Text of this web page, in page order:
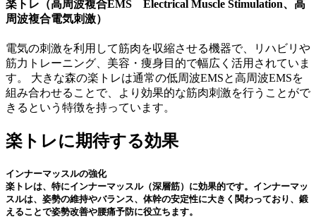
楽トレ（高周波複合EMS Electrical Muscle Stimulation、高
周波複合電気刺激）
電気の刺激を利用して筋肉を収縮させる機器で、リハビリや
筋力トレーニング、美容・痩身目的で幅広く活用されていま
す。
大きな森の楽トレは通常の低周波EMSと高周波EMSを
組み合わせることで、より効果的な筋肉刺激を行うことがで
きるという特徴を持っています。
楽トレに期待する効果
インナーマッスルの強化
楽トレは、特にインナーマッスル（深層筋）に効果的です。インナーマッ
スルは、姿勢の維持やバランス、体幹の安定性に大きく関わっており、鍛
えることで姿勢改善や腰痛予防に役立ちます。